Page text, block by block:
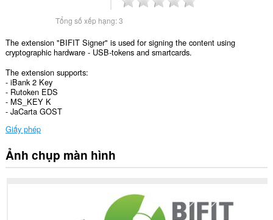
Tổng số xếp hạng:3
The extension "BIFIT Signer" is used for signing the content using
cryptographic hardware - USB-tokens and smartcards.
The extension supports:
- iBank 2 Key
- Rutoken EDS
- MS_KEY K
- JaCarta GOST
Giấy phép
Tiện
ích
Ảnh chụp màn hình